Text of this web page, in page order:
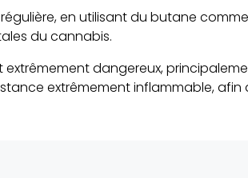
en utilisant du butane
du cannabis.
dangereux,
extrêmement inflammable, afin